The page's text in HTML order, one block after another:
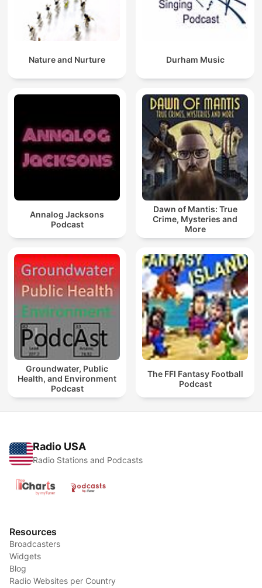
Nature and Nurture Durham Music
Annalog Jacksons
Podcast
Dawn of Mantis: True
Crime, Mysteries and
More
Groundwater, Public
Health, and Environment
Podcast
The FFI Fantasy Football
Podcast
Radio USA
Radio Stations and Podcasts
Resources
Broadcasters
Widgets
Blog
Radio Websites per Country